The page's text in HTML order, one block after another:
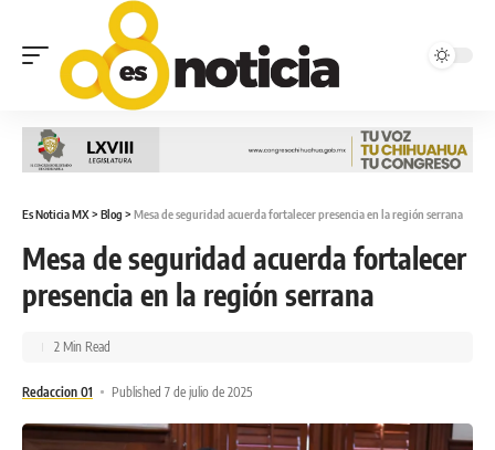
Es Noticia MX> Blog > Mesa de seguridad acuerda fortalecer presencia en la región serrana
Mesa de seguridad acuerda fortalecer
presencia en la región serrana
Redaccion 01 Published 7 de julio de 2025
2 Min Read